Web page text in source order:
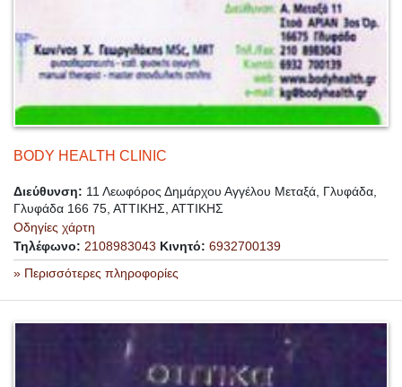
BODY HEALTH CLINIC
Διεύθυνση: 11 Λεωφόρος Δημάρχου Αγγέλου Μεταξά, Γλυφάδα,
Γλυφάδα 166 75, ΑΤΤΙΚΗΣ, ΑΤΤΙΚΗΣ
Οδηγίες χάρτη
Τηλέφωνο: 2108983043 Κινητό: 6932700139
» Περισσότερες πληροφορίες